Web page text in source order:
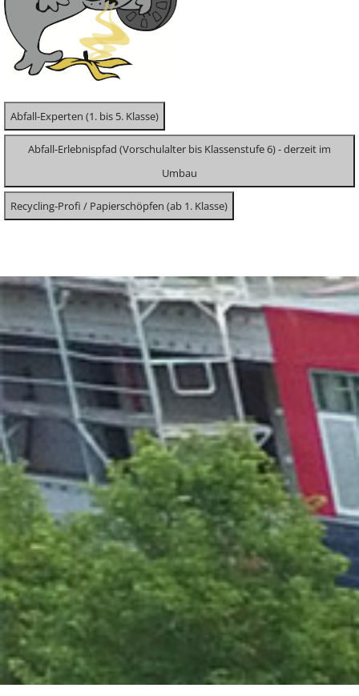
Abfall-Experten (1. bis 5. Klasse)
Abfall-Erlebnispfad (Vorschulalter bis Klassenstufe 6) - derzeit im
Umbau
Recycling-Profi / Papierschöpfen (ab 1. Klasse)